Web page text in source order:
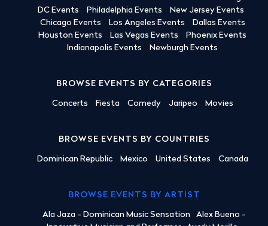
DC Events
Philadelphia Events
New Jersey Events
Chicago Events
Los Angeles Events
Dallas Events
Houston Events
Las Vegas Events
Phoenix Events
Indianapolis Events
Newburgh Events
BROWSE EVENTS BY CATEGORIES
Concerts Fiesta Comedy Jaripeo Movies
BROWSE EVENTS BY COUNTRIES
Dominican Republic Mexico United States Canada
BROWSE EVENTS BY ARTIST
Ala Jaza - Dominican Music Sensation
Alex Bueno -